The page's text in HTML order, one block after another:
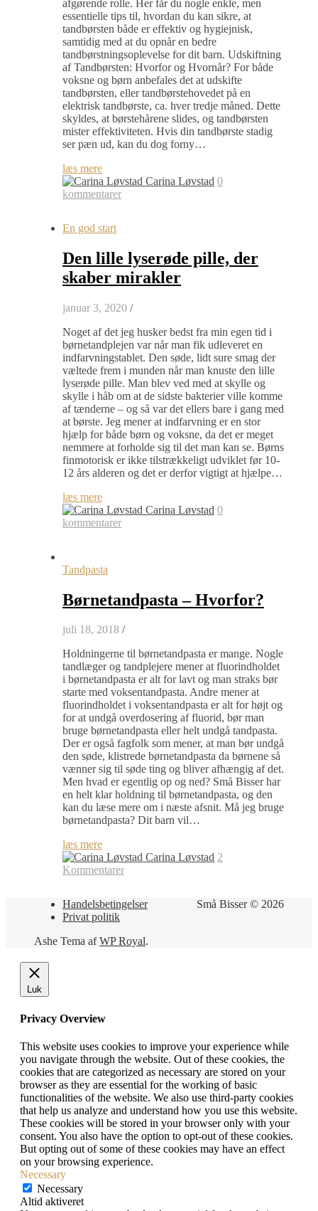
afgørende rolle. Her får du nogle enkle, men
essentielle tips til, hvordan du kan sikre, at
tandbørsten både er effektiv og hygiejnisk,
samtidig med at du opnår en bedre
tandbørstningsoplevelse for dit barn. Udskiftning
af Tandbørsten: Hvorfor og Hvornår? For både
voksne og børn anbefales det at udskifte
tandbørsten, eller tandbørstehovedet på en
elektrisk tandbørste, ca. hver tredje måned. Dette
skyldes, at børstehårene slides, og tandbørsten
mister effektiviteten. Hvis din tandbørste stadig
ser pæn ud, kan du dog forny…
læs mere
Carina Løvstad 0
kommentarer
En god start
Den lille lyserøde pille, der
skaber mirakler
januar 3, 2020 /
Noget af det jeg husker bedst fra min egen tid i
børnetandplejen var når man fik udleveret en
indfarvningstablet. Den søde, lidt sure smag der
væltede frem i munden når man knuste den lille
lyserøde pille. Man blev ved med at skylle og
skylle i håb om at de sidste bakterier ville komme
af tænderne – og så var det ellers bare i gang med
at børste. Jeg mener at indfarvning er en stor
hjælp for både børn og voksne, da det er meget
nemmere at forholde sig til det man kan se. Børns
finmotorisk er ikke tilstrækkeligt udviklet før 10-
12 års alderen og det er derfor vigtigt at hjælpe…
læs mere
Carina Løvstad 0
kommentarer
Tandpasta
Børnetandpasta – Hvorfor?
juli 18, 2018 /
Holdningerne til børnetandpasta er mange. Nogle
tandlæger og tandplejere mener at fluorindholdet
i børnetandpasta er alt for lavt og man straks bør
starte med voksentandpasta. Andre mener at
fluorindholdet i voksentandpasta er alt for højt og
for at undgå overdosering af fluorid, bør man
bruge børnetandpasta eller helt undgå tandpasta.
Der er også fagfolk som mener, at man bør undgå
den søde, klistrede børnetandpasta da børnene så
vænner sig til søde ting og bliver afhængig af det.
Men hvad er egentlig op og ned? Små Bisser har
en helt klar holdning til børnetandpasta, og den
kan du læse mere om i næste afsnit. Må jeg bruge
børnetandpasta? Dit barn vil…
læs mere
Carina Løvstad 2
Kommentarer
Små Bisser © 2026
Handelsbetingelser
Privat politik
Ashe Tema afWP Royal.
Luk
Privacy Overview
This website uses cookies to improve your experience while
you navigate through the website. Out of these cookies, the
cookies that are categorized as necessary are stored on your
browser as they are essential for the working of basic
functionalities of the website. We also use third-party cookies
that help us analyze and understand how you use this website.
These cookies will be stored in your browser only with your
consent. You also have the option to opt-out of these cookies.
But opting out of some of these cookies may have an effect
on your browsing experience.
Necessary
Necessary
Altid aktiveret